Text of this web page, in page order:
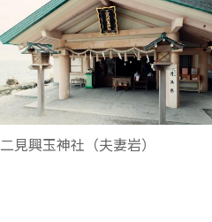
二見興玉神社（夫妻岩）